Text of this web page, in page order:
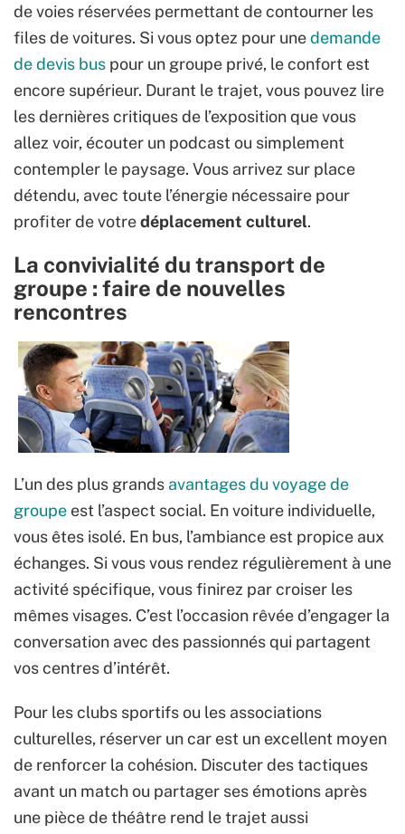
de voies réservées permettant de contourner les
files de voitures. Si vous optez pour unedemande
de devis bus pour un groupe privé, le confort est
encore supérieur. Durant le trajet, vous pouvez lire
les dernières critiques de l’exposition que vous
allez voir, écouter un podcast ou simplement
contempler le paysage. Vous arrivez sur place
détendu, avec toute l’énergie nécessaire pour
profiter de votredéplacement culturel.
La convivialité du transport de
groupe : faire de nouvelles
rencontres
L’un des plus grands avantages du voyage de
groupe est l’aspect social. En voiture individuelle,
vous êtes isolé. En bus, l’ambiance est propice aux
échanges. Si vous vous rendez régulièrement à une
activité spécifique, vous finirez par croiser les
mêmes visages. C’est l’occasion rêvée d’engager la
conversation avec des passionnés qui partagent
vos centres d’intérêt.
Pour les clubs sportifs ou les associations
culturelles, réserver un car est un excellent moyen
de renforcer la cohésion. Discuter des tactiques
avant un match ou partager ses émotions après
une pièce de théâtre rend le trajet aussi